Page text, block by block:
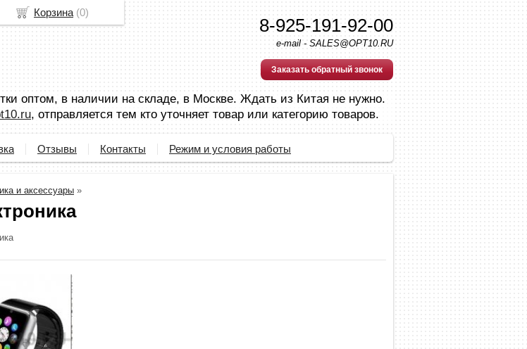
8-925-191-92-00
e-mail - SALES@OPT10.RU
Заказать обратный звонок
оптом, в наличии на складе, в Москве. Ждать из Китая не нужно.
, отправляется тем кто уточняет товар или категорию товаров.
Отзывы Контакты Режим и условия работы
и аксессуары »
Корзина (0)